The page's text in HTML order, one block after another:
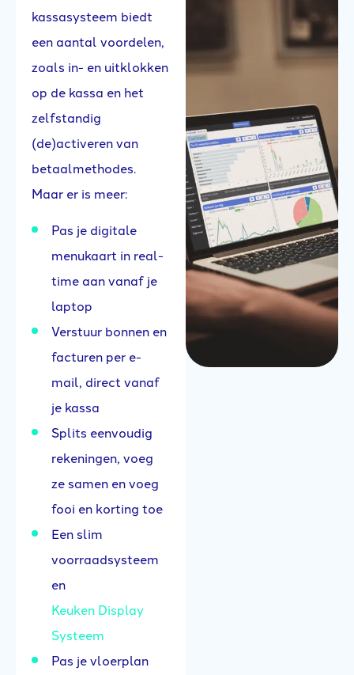
kassasysteem biedt
een aantal voordelen,
zoals in- en uitklokken
op de kassa en het
zelfstandig
(de)activeren van
betaalmethodes.
Maar er is meer:
Pas je digitale
menukaart in real-
time aan vanaf je
laptop
Verstuur bonnen en
facturen per e-
mail, direct vanaf
je kassa
Splits eenvoudig
rekeningen, voeg
ze samen en voeg
fooi en korting toe
Een slim
voorraadsysteem
en
Keuken Display
Systeem
Pas je vloerplan